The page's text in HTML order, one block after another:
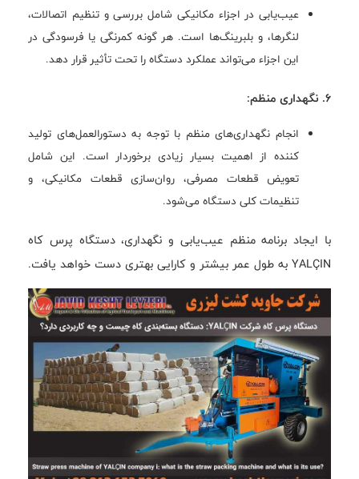
عیب‌یابی در اجزاء مکانیکی شامل بررسی و تنظیم اتصالات،
لنگرها، و بلبرینگ‌ها است. هر گونه کمرنگی یا فرسودگی در
این اجزاء می‌تواند عملکرد دستگاه را تحت تأثیر قرار دهد.
6. نگهداری منظم:
انجام نگهداری‌های منظم با توجه به دستورالعمل‌های تولید
کننده از اهمیت بسیار زیادی برخوردار است. این شامل
تعویض قطعات مصرفی، روان‌سازی قطعات مکانیکی، و
تنظیمات کلی دستگاه می‌شود.
با ایجاد برنامه منظم عیب‌یابی و نگهداری، دستگاه پرس کاه
YALÇIN به طول عمر بیشتر و کارایی بهتری دست خواهد یافت.